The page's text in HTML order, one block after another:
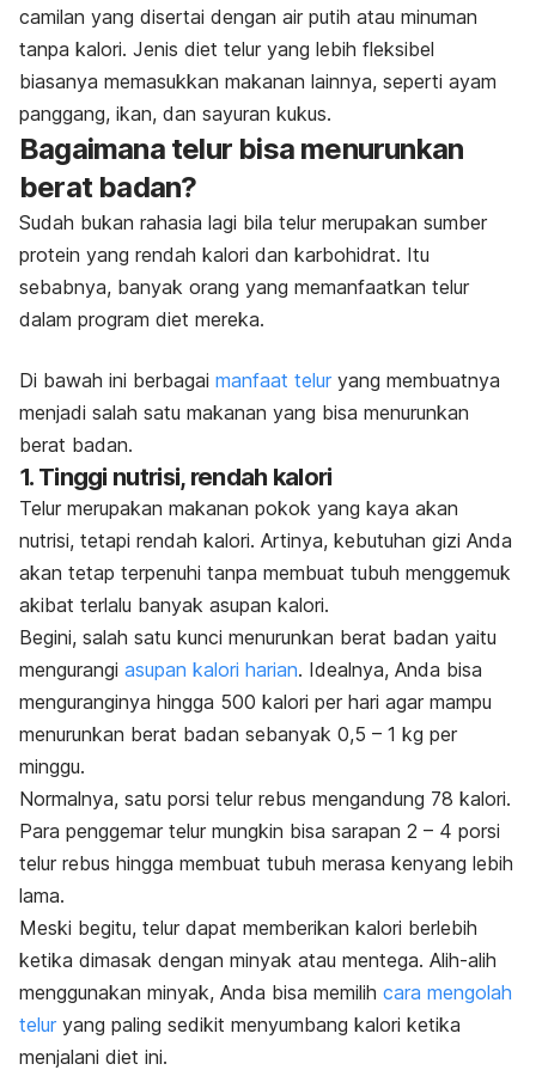
camilan yang disertai dengan air putih atau minuman
tanpa kalori. Jenis diet telur yang lebih fleksibel
biasanya memasukkan makanan lainnya, seperti ayam
panggang, ikan, dan sayuran kukus.
Bagaimana telur bisa menurunkan
berat badan?
Sudah bukan rahasia lagi bila telur merupakan sumber
protein yang rendah kalori dan karbohidrat. Itu
sebabnya, banyak orang yang memanfaatkan telur
dalam program diet mereka.
Di bawah ini berbagai manfaat telur yang membuatnya
menjadi salah satu makanan yang bisa menurunkan
berat badan.
1. Tinggi nutrisi, rendah kalori
Telur merupakan makanan pokok yang kaya akan
nutrisi, tetapi rendah kalori. Artinya, kebutuhan gizi Anda
akan tetap terpenuhi tanpa membuat tubuh menggemuk
akibat terlalu banyak asupan kalori.
Begini, salah satu kunci menurunkan berat badan yaitu
mengurangi asupan kalori harian. Idealnya, Anda bisa
menguranginya hingga 500 kalori per hari agar mampu
menurunkan berat badan sebanyak 0,5 – 1 kg per
minggu.
Normalnya, satu porsi telur rebus mengandung 78 kalori.
Para penggemar telur mungkin bisa sarapan 2 – 4 porsi
telur rebus hingga membuat tubuh merasa kenyang lebih
lama.
Meski begitu, telur dapat memberikan kalori berlebih
ketika dimasak dengan minyak atau mentega. Alih-alih
menggunakan minyak, Anda bisa memilih cara mengolah
telur yang paling sedikit menyumbang kalori ketika
menjalani diet ini.